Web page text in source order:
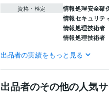
資格・検定 情報処理安全確
情報セキュリテ
情報処理技術者
情報処理技術者
プログラミング言
語・フレームワーク
C:3年C#:3年
ティブツール
Bard:3年
出品者の実績をもっと見る
出品者のその他の人気